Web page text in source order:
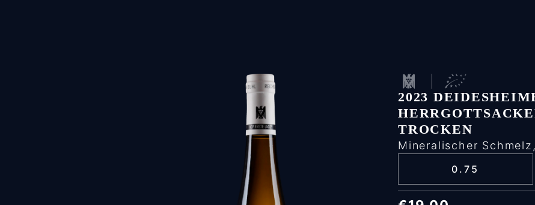
2023
TROCKEN
Mineralischer
0.75